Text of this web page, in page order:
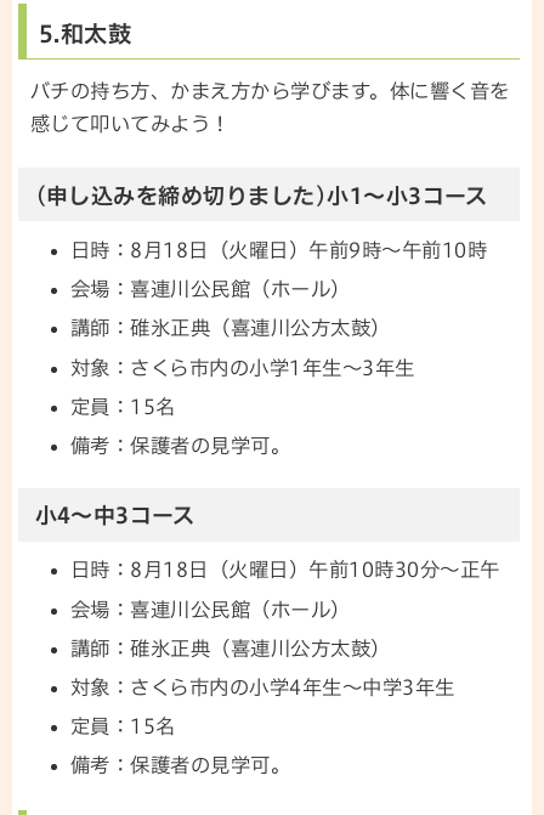
5.和太鼓
バチの持ち方、かまえ方から学びます。体に響く音を
感じて叩いてみよう！
(申し込みを締め切りました)小1～小3コース
日時：8月18日（火曜日）午前9時～午前10時
会場：喜連川公民館（ホール）
講師：碓氷正典（喜連川公方太鼓）
対象：さくら市内の小学1年生～3年生
定員：15名
備考：保護者の見学可。
小4～中3コース
日時：8月18日（火曜日）午前10時30分～正午
会場：喜連川公民館（ホール）
講師：碓氷正典（喜連川公方太鼓）
対象：さくら市内の小学4年生～中学3年生
定員：15名
備考：保護者の見学可。